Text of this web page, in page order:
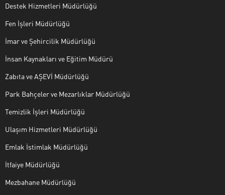
Destek Hizmetleri Müdürlüğü
Fen İşleri Müdürlüğü
İmar ve Şehircilik Müdürlüğü
İnsan Kaynakları ve Eğitim Müdürü
Zabıta ve AŞEVİ Müdürlüğü
Park Bahçeler ve Mezarlıklar Müdürlüğü
Temizlik İşleri Müdürlüğü
Ulaşım Hizmetleri Müdürlüğü
Emlak İstimlak Müdürlüğü
İtfaiye Müdürlüğü
Mezbahane Müdürlüğü